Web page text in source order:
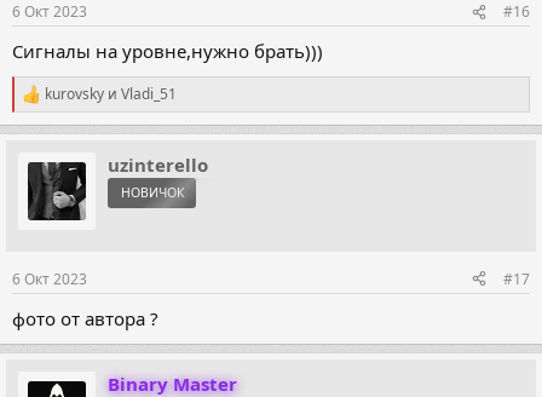
6 Окт 2023 #16
Сигналы на уровне,нужно брать)))
Р
е
а
ц
и
kurovsky и Vladi_51
uzinterello
НОВИЧОК
6 Окт 2023 #17
фото от автора ?
Binary Master